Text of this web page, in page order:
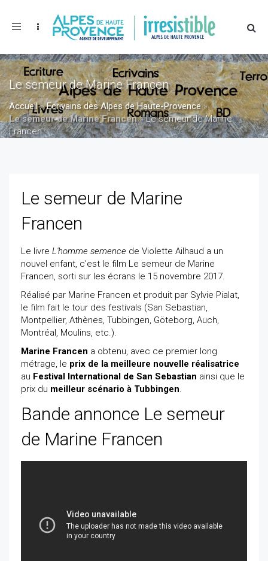
Toggle
Le semeur de Marine Francen
Accueil»Ecrivains des Alpes de Haute-Provence»
Le semeur de Marine Francen»Le semeur de Marine
Francen
Le semeur de Marine
Francen
Le livre L'homme semence de Violette Ailhaud a un
nouvel enfant, c'est le film Le semeur de Marine
Francen, sorti sur les écrans le 15 novembre 2017.
Réalisé par Marine Francen et produit par Sylvie Pialat,
le film fait le tour des festivals (San Sebastian,
Montpellier, Athènes, Tubbingen, Göteborg, Auch,
Montréal, Moulins, etc.).
Marine Francen a obtenu, avec ce premier long
métrage, le prix de la meilleure nouvelle réalisatrice
au Festival International de San Sebastian ainsi que le
prix du meilleur scénario à Tubbingen.
Bande annonce Le semeur
de Marine Francen